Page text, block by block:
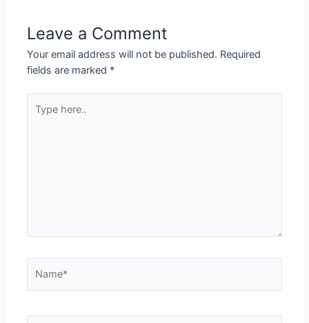
Leave a Comment
Your email address will not be published. Required
fields are marked *